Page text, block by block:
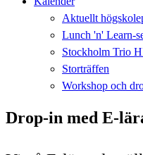
Aktuellt
Lunch 'n' Learn-
Stockholm Trio
Storträffen
Workshop och
Drop-in med E-